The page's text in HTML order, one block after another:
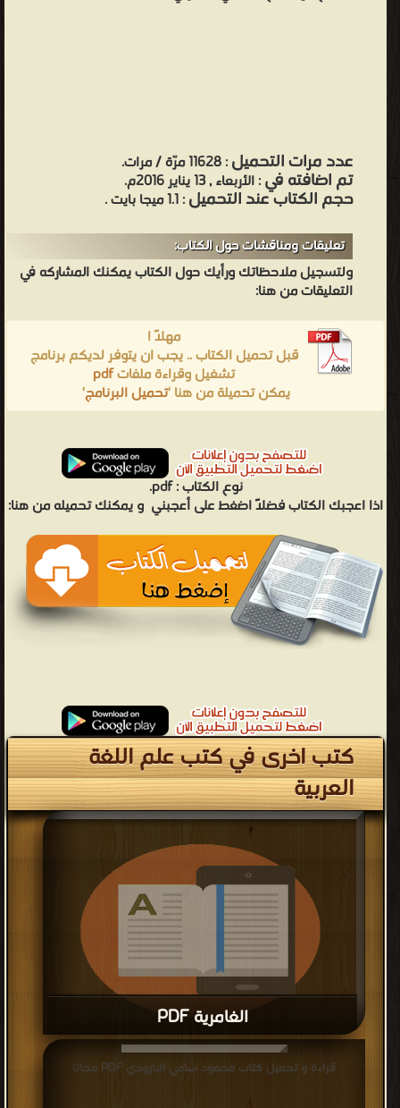
عدد مرات التحميل: 11628 مرّة / مرات.
تم اضافته في: الأربعاء , 13 يناير 2016م.
حجم الكتاب عند التحميل: 1.1 ميجا بايت .
تعليقات ومناقشات حول الكتاب:
ولتسجيل ملاحظاتك ورأيك حول الكتاب يمكنك المشاركه في
التعليقات من هنا:
مهلاً !
قبل تحميل الكتاب .. يجب ان يتوفر لديكم برنامج
تشغيل وقراءة ملفاتpdf
يمكن تحميلة من هنا 'تحميل البرنامج'
نوع الكتاب :pdf.
اذا اعجبك الكتاب فضلاً اضغط على أعجبني و يمكنك تحميله من هنا:
كتب اخرى في كتب علم اللغة
العربية
الغامرية PDF
قراءة و تحميل كتاب الغامرية PDF مجانا
قراءة و تحميل كتاب محمود سامي البارودي PDF مجانا